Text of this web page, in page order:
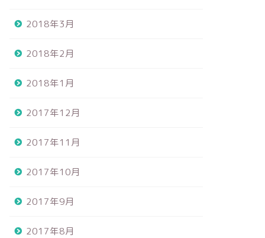
2018年3月
2018年2月
2018年1月
2017年12月
2017年11月
2017年10月
2017年9月
2017年8月